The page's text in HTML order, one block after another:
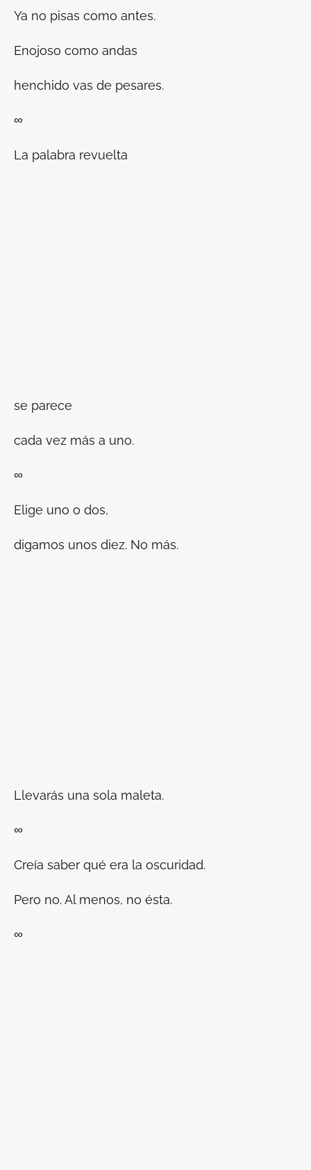
Ya no pisas como antes.
Enojoso como andas
henchido vas de pesares.
∞
La palabra revuelta
se parece
cada vez más a uno.
∞
Elige uno o dos,
digamos unos diez. No más.
Llevarás una sola maleta.
∞
Creía saber qué era la oscuridad.
Pero no. Al menos, no ésta.
∞